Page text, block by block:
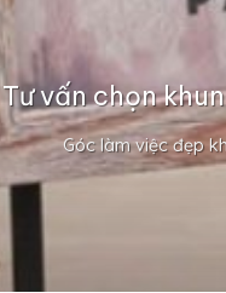
Tư vấn chọn
Góc làm việc đẹp